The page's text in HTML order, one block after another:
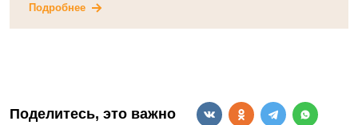
Подробнее
Поделитесь, это важно